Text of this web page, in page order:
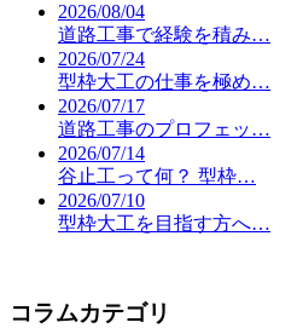
2026/08/04
道路工事で経験を積み…
2026/07/24
型枠大工の仕事を極め…
2026/07/17
道路工事のプロフェッ…
2026/07/14
谷止工って何？ 型枠…
2026/07/10
型枠大工を目指す方へ…
コラムカテゴリ